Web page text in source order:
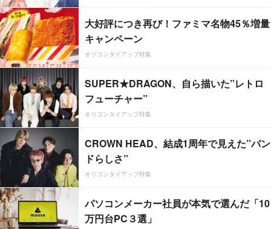
大好評につき再び！ファミマ名物45％増量
キャンペーン
オリコンタイアップ特集
SUPER★DRAGON、自ら描いた”レトロ
フューチャー”
オリコンタイアップ特集
CROWN HEAD、結成1周年で見えた”バン
ドらしさ”
オリコンタイアップ特集
パソコンメーカー社員が本気で選んだ「10
万円台PC３選」